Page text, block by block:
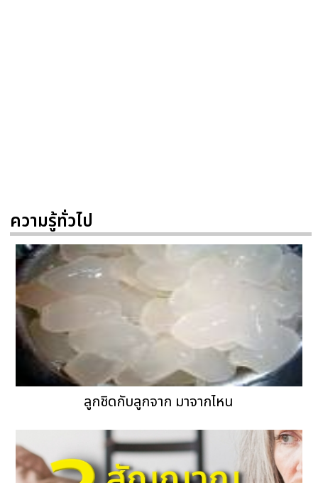
ความรู้ทั่วไป
ลูกชิดกับลูกจาก มาจากไหน